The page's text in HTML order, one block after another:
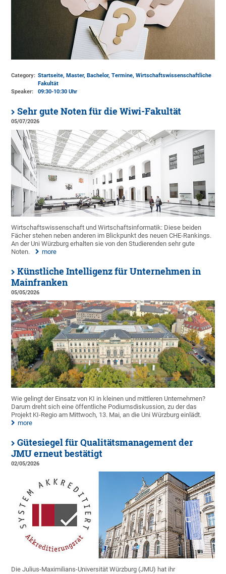
Category: Startseite, Master, Bachelor, Termine, Wirtschaftswissenschaftliche
Fakultät
Speaker:
09:30-10:30 Uhr
Sehr gute Noten für die Wiwi-Fakultät
05/07/2026
Wirtschaftswissenschaft und Wirtschaftsinformatik: Diese beiden
Fächer stehen neben anderen im Blickpunkt des neuen CHE-Rankings.
An der Uni Würzburg erhalten sie von den Studierenden sehr gute
Noten.
more
Künstliche Intelligenz für Unternehmen in
Mainfranken
05/05/2026
Wie gelingt der Einsatz von KI in kleinen und mittleren Unternehmen?
Darum dreht sich eine öffentliche Podiumsdiskussion, zu der das
Projekt KI-Regio am Mittwoch, 13. Mai, an die Uni Würzburg einlädt.
more
Gütesiegel für Qualitätsmanagement der
JMU erneut bestätigt
02/05/2026
Die Julius-Maximilians-Universität Würzburg (JMU) hat ihr